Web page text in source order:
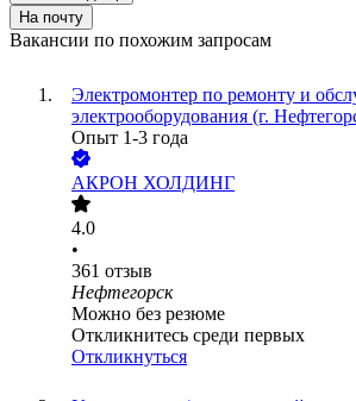
На почту
Вакансии по похожим запросам
Электромонтер по ремонту и
электрооборудования (г.
Опыт 1-3 года
АКРОН ХОЛДИНГ
4.0
•
361 отзыв
Нефтегорск
Можно без резюме
Откликнитесь среди первых
Откликнуться